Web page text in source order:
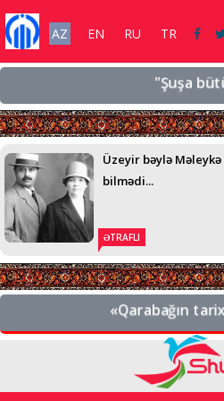
AZ EN RU TR
"Şuşa
Üzeyir bəylə
bilmədi...
ƏTRAFLI
«Qarabağın tarixi